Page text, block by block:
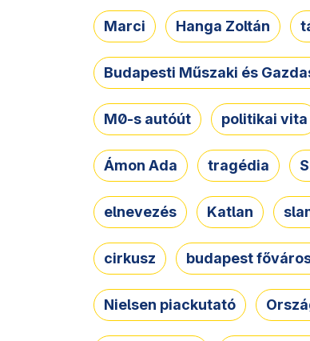
Marci Hanga Zoltán
Budapesti Műszaki és
M0-s autóút politikai vita
Ámon Ada tragédia
elnevezés Katlan
cirkusz budapest
Nielsen piackutató